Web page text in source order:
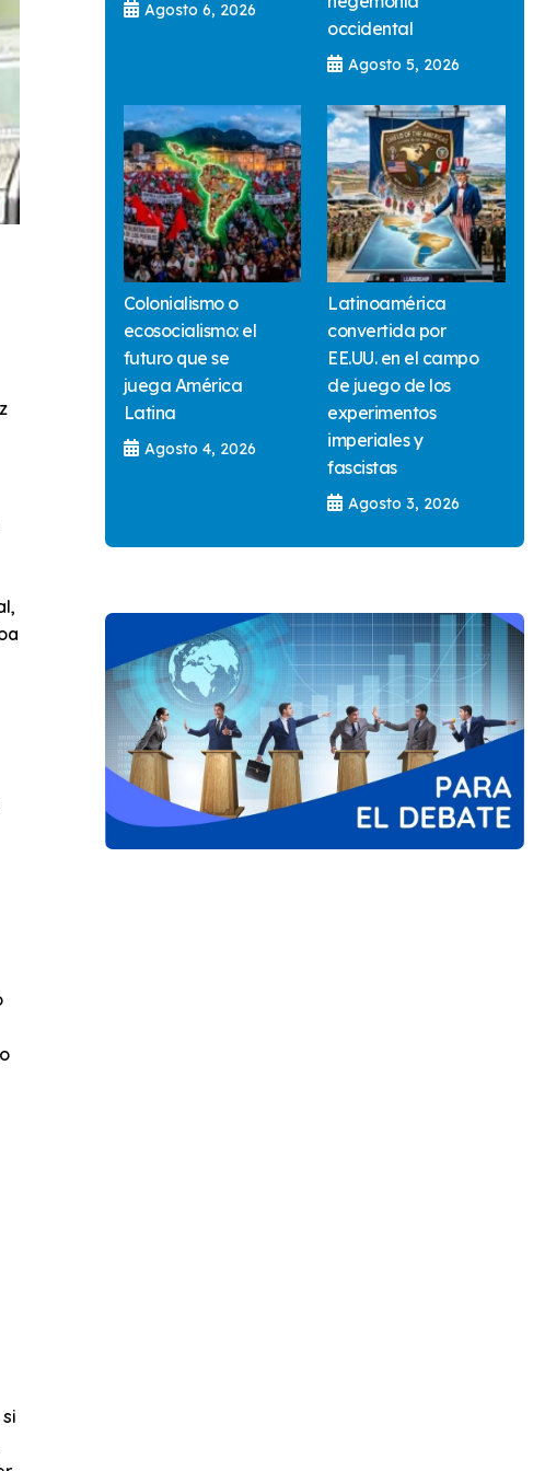
Agosto 6, 2026
occidental
Agosto 5, 2026
Colonialismo o
ecosocialismo: el
futuro que se
juega América
Latina
Agosto 4, 2026
Latinoamérica
convertida por
EE.UU. en el campo
de juego de los
experimentos
imperiales y
fascistas
Agosto 3, 2026